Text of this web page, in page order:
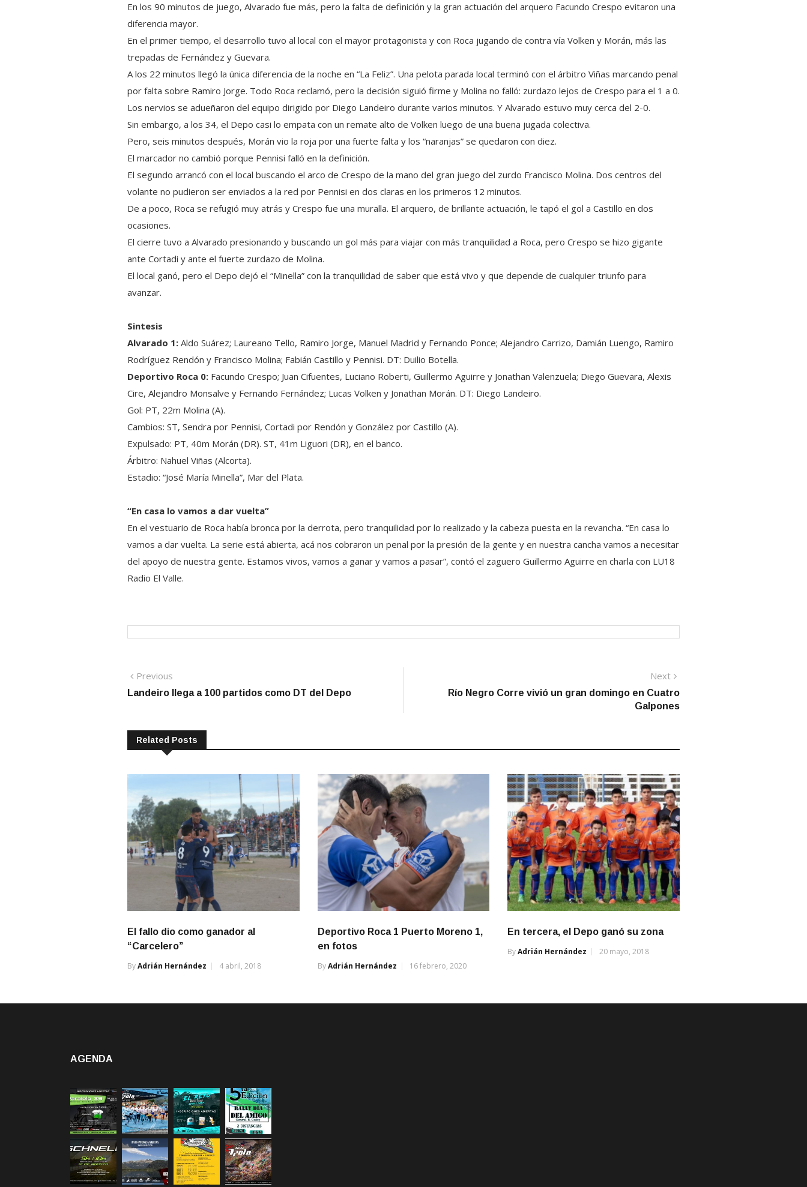
En los 90 minutos de juego, Alvarado fue más, pero la falta de definición y la gran actuación del arquero Facundo Crespo evitaron una
diferencia mayor.
En el primer tiempo, el desarrollo tuvo al local con el mayor protagonista y con Roca jugando de contra vía Volken y Morán, más las
trepadas de Fernández y Guevara.
A los 22 minutos llegó la única diferencia de la noche en “La Feliz”. Una pelota parada local terminó con el árbitro Viñas marcando penal
por falta sobre Ramiro Jorge. Todo Roca reclamó, pero la decisión siguió firme y Molina no falló: zurdazo lejos de Crespo para el 1 a 0.
Los nervios se adueñaron del equipo dirigido por Diego Landeiro durante varios minutos. Y Alvarado estuvo muy cerca del 2-0.
Sin embargo, a los 34, el Depo casi lo empata con un remate alto de Volken luego de una buena jugada colectiva.
Pero, seis minutos después, Morán vio la roja por una fuerte falta y los “naranjas” se quedaron con diez.
El marcador no cambió porque Pennisi falló en la definición.
El segundo arrancó con el local buscando el arco de Crespo de la mano del gran juego del zurdo Francisco Molina. Dos centros del
volante no pudieron ser enviados a la red por Pennisi en dos claras en los primeros 12 minutos.
De a poco, Roca se refugió muy atrás y Crespo fue una muralla. El arquero, de brillante actuación, le tapó el gol a Castillo en dos
ocasiones.
El cierre tuvo a Alvarado presionando y buscando un gol más para viajar con más tranquilidad a Roca, pero Crespo se hizo gigante
ante Cortadi y ante el fuerte zurdazo de Molina.
El local ganó, pero el Depo dejó el “Minella” con la tranquilidad de saber que está vivo y que depende de cualquier triunfo para
avanzar.
Sintesis
Alvarado 1: Aldo Suárez; Laureano Tello, Ramiro Jorge, Manuel Madrid y Fernando Ponce; Alejandro Carrizo, Damián Luengo, Ramiro
Rodríguez Rendón y Francisco Molina; Fabián Castillo y Pennisi. DT: Duilio Botella.
Deportivo Roca 0: Facundo Crespo; Juan Cifuentes, Luciano Roberti, Guillermo Aguirre y Jonathan Valenzuela; Diego Guevara, Alexis
Cire, Alejandro Monsalve y Fernando Fernández; Lucas Volken y Jonathan Morán. DT: Diego Landeiro.
Gol: PT, 22m Molina (A).
Cambios: ST, Sendra por Pennisi, Cortadi por Rendón y González por Castillo (A).
Expulsado: PT, 40m Morán (DR). ST, 41m Liguori (DR), en el banco.
Árbitro: Nahuel Viñas (Alcorta).
Estadio: “José María Minella”, Mar del Plata.
“En casa lo vamos a dar vuelta”
En el vestuario de Roca había bronca por la derrota, pero tranquilidad por lo realizado y la cabeza puesta en la revancha. “En casa lo
vamos a dar vuelta. La serie está abierta, acá nos cobraron un penal por la presión de la gente y en nuestra cancha vamos a necesitar
del apoyo de nuestra gente. Estamos vivos, vamos a ganar y vamos a pasar”, contó el zaguero Guillermo Aguirre en charla con LU18
Radio El Valle.
Navegación
de
Previous
post:
Landeiro llega a 100 partidos como DT del Depo
Next
post:
Río Negro Corre vivió un gran domingo en Cuatro
Galpones
Related Posts
El fallo dio como ganador al
“Carcelero”
ByAdrián Hernández 4 abril, 2018
Deportivo Roca 1 Puerto Moreno 1,
en fotos
ByAdrián Hernández 16 febrero, 2020
En tercera, el Depo ganó su zona
ByAdrián Hernández 20 mayo, 2018
AGENDA